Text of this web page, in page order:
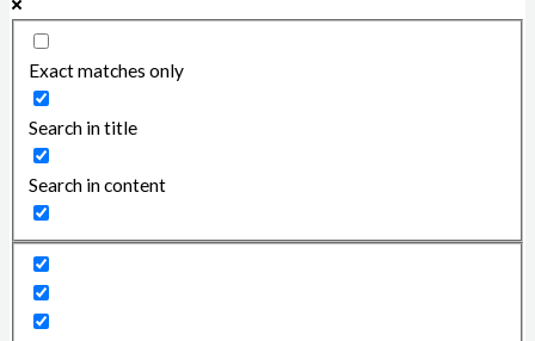
Exact matches only
Search in title
Search in content